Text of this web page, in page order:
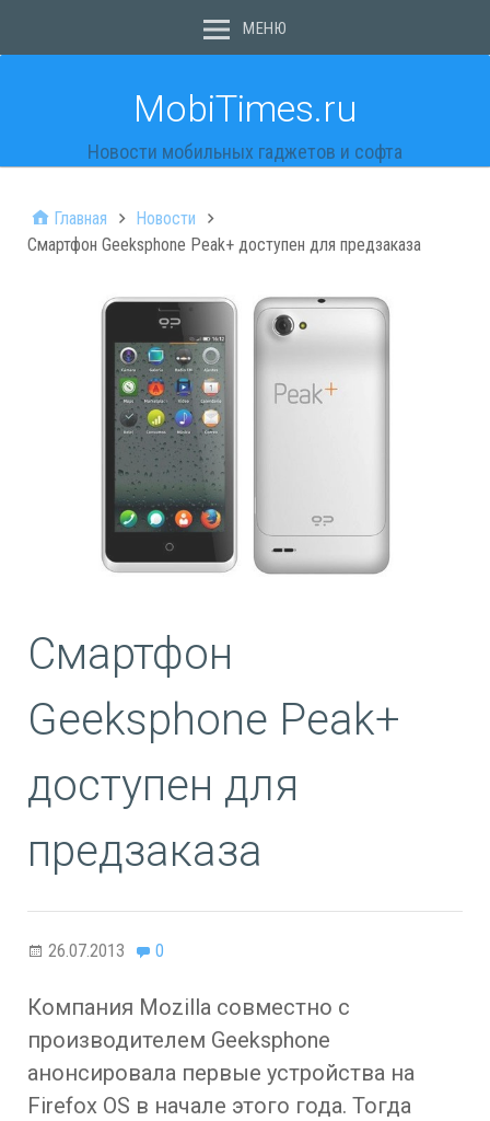
МЕНЮ
MobiTimes.ru
Новости мобильных гаджетов и софта
Главная
Новости
Смартфон Geeksphone Peak+ доступен для предзаказа
Смартфон
Geeksphone Peak+
доступен для
предзаказа
26.07.2013 0
Компания Mozilla совместно с
производителем Geeksphone
анонсировала первые устройства на
Firefox OS в начале этого года. Тогда